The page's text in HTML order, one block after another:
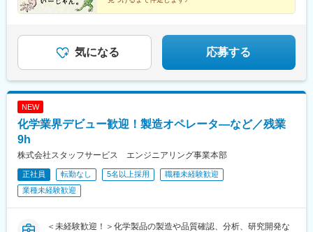
駅、大洋駅、常陸大宮駅、鹿島神宮駅、古河駅、清原地区市民セ
駅、太田駅(群馬県)、境町駅、北原駅、上尾駅、吉野原駅、本川越
駅、飯能駅、南鳩ケ谷駅、新越谷駅、大野原駅、鷲宮駅、大麻生
武台前駅、香川駅、伊勢原駅、海老名駅(相模線)、追浜駅、新杉田
駅、戸出駅、越ノ潟駅、乙丸駅、松任駅、粟津駅(石川県)、王子保
駅、平田駅(長野県)、加茂野駅、土岐市駅、西大垣駅、蘇原駅、小
泉駅、下切駅、関下有知駅、穂積駅、中津川駅、ジヤトコ前駅、
駅、小牧口駅、藤川駅、東名古屋港駅、大府駅、金城ふ頭駅、豊
メンテナンス・富山県富山市/月収例31万円/日勤・土日祝休み/半
替・土日休み/プラスチック原料の製造・滋賀県草津市/月収例30万
円～/2交替・土日祝休み/大手メーカーでの組立や検査・兵庫県三
田市/月収例36.6万円/2交替/大手機械メーカーで軽作業・福岡県う
きは市/月収例30万/土日休み/ボールねじの検査※試用期間：入社当
月＋翌月（最大2カ月）※試用期間中の給与変動なし※給与に関す
気になる 応募する
NEW
化学業界デビュー歓迎！製造オペレータ―など／残業
9h
株式会社スタッフサービス エンジニアリング事業本部
正社員 転勤なし 5名以上採用
職種未経験歓迎
業種未経験歓迎
＜未経験歓迎！＞化学製品の製造や品質確認、分析、研究開発な